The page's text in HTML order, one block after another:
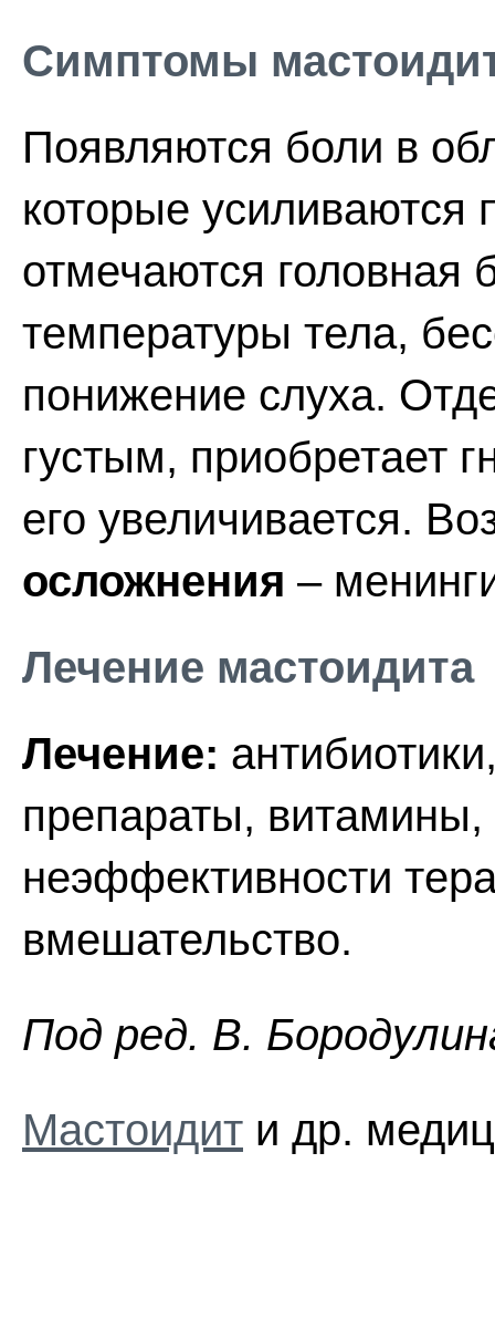
Симптомы
Появляются боли в
которые усиливаются
отмечаются головная
температуры тела,
понижение слуха.
густым, приобретает
его увеличивается.
осложнения –
Лечение мастоидита
Лечение:
препараты,
неэффективности
вмешательство.
Пoд peд. B.
Мастоидит и др.